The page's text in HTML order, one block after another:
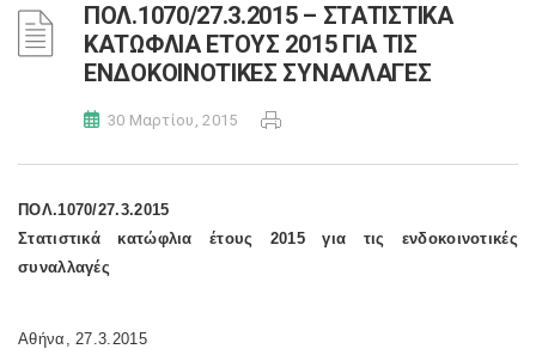
ΠΟΛ.1070/27.3.2015 – ΣΤΑΤΙΣΤΙΚΑ
ΚΑΤΩΦΛΙΑ ΕΤΟΥΣ 2015 ΓΙΑ ΤΙΣ
ΕΝΔΟΚΟΙΝΟΤΙΚΕΣ ΣΥΝΑΛΛΑΓΕΣ
30 Μαρτίου, 2015
ΠΟΛ.1070/27.3.2015
Στατιστικά κατώφλια έτους 2015 για τις ενδοκοινοτικές
συναλλαγές
Αθήνα, 27.3.2015